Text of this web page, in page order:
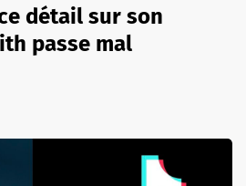
détail sur son
passe mal